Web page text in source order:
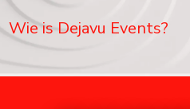
Wie is Dejavu Events?